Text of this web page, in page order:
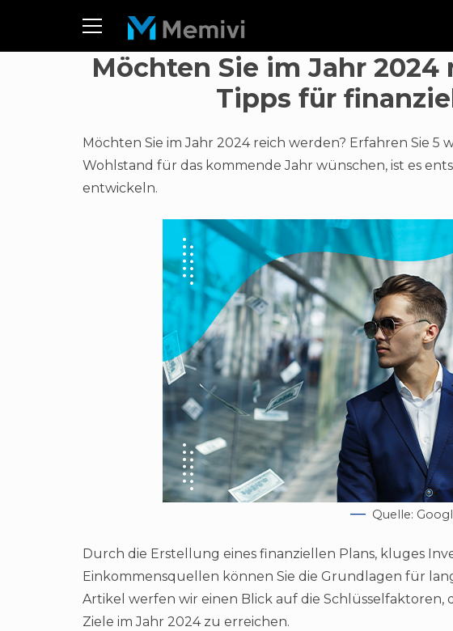
Möchten Sie im Jahr 2024
Tipps für
Möchten Sie im Jahr 2024 reich werden? Erfahren Sie 5
Wohlstand für das kommende Jahr wünschen, ist es
entwickeln.
Quelle:
Durch die Erstellung eines finanziellen Plans, kluges
Einkommensquellen können Sie die Grundlagen für
Artikel werfen wir einen Blick auf die Schlüsselfaktoren,
Ziele im Jahr 2024 zu erreichen.